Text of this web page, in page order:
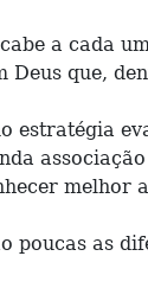
a cada
Deus que,
estratégia
melhor
poucas as